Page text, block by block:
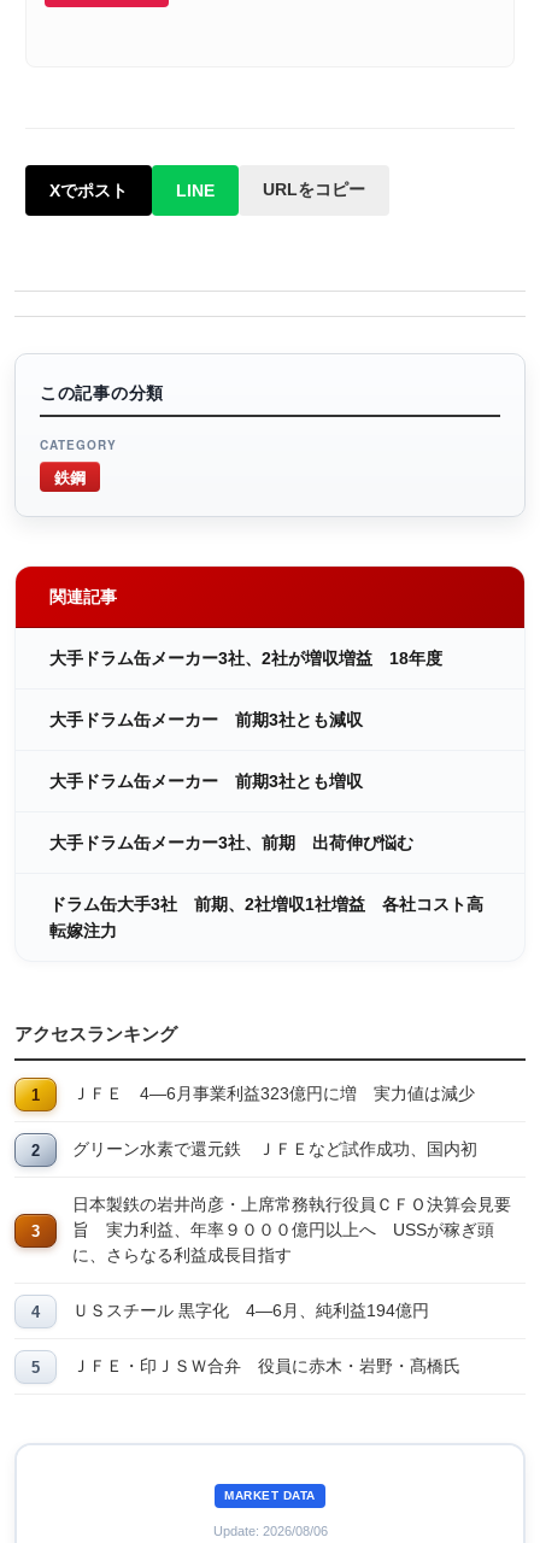
Xでポスト LINE URLをコピー
この記事の分類
CATEGORY
鉄鋼
関連記事
大手ドラム缶メーカー3社、2社が増収増益 18年度
大手ドラム缶メーカー 前期3社とも減収
大手ドラム缶メーカー 前期3社とも増収
大手ドラム缶メーカー3社、前期 出荷伸び悩む
ドラム缶大手3社 前期、2社増収1社増益 各社コスト高
転嫁注力
アクセスランキング
ＪＦＥ 4―6月事業利益323億円に増 実力値は減少
グリーン水素で還元鉄 ＪＦＥなど試作成功、国内初
日本製鉄の岩井尚彦・上席常務執行役員ＣＦＯ決算会見要
旨 実力利益、年率９０００億円以上へ USSが稼ぎ頭
に、さらなる利益成長目指す
ＵＳスチール 黒字化 4―6月、純利益194億円
ＪＦＥ・印ＪＳＷ合弁 役員に赤木・岩野・髙橋氏
MARKET DATA
Update: 2026/08/06